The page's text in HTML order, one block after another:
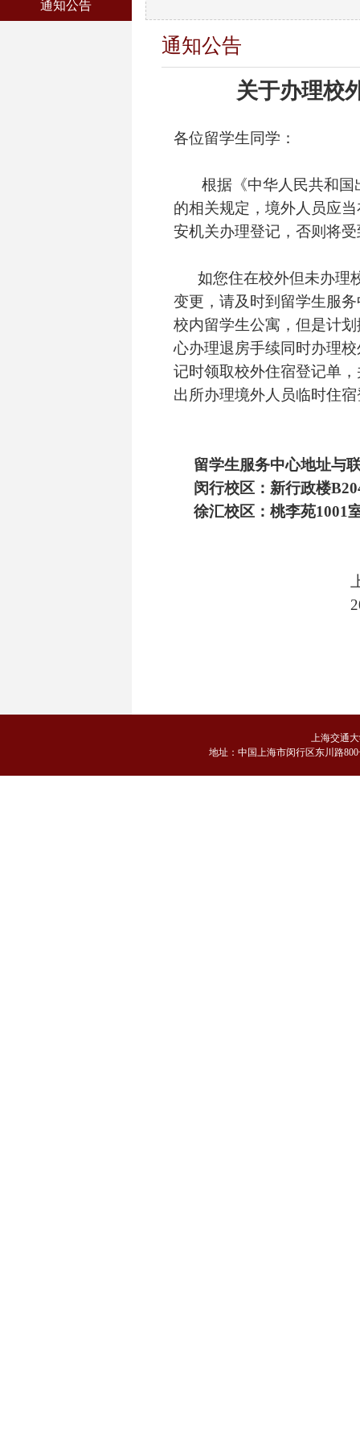
通知公告
通知公告
关于办理校
各位留学生同学：
根据《中华人民共和国
的相关规定，境外人员应
安机关办理登记，否则将
如您住在校外但未办理
变更，请及时到留学生服
校内留学生公寓，但是计
心办理退房手续同时办理
记时领取校外住宿登记单
出所办理境外人员临时住
留学生服务中心地址与
闵行校区：新行政楼
徐汇校区：桃李苑1001
上海交通大学
2016年1
上海交通
地址：中国上海市闵行区东川路